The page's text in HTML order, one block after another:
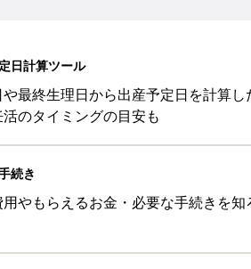
例も [赤ちゃんの名づけ・命名]
例も [赤ちゃんの名づけ・命名]
例も [赤ちゃんの名づけ・命名]